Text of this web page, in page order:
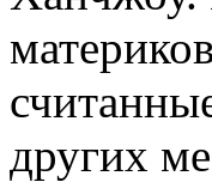
других